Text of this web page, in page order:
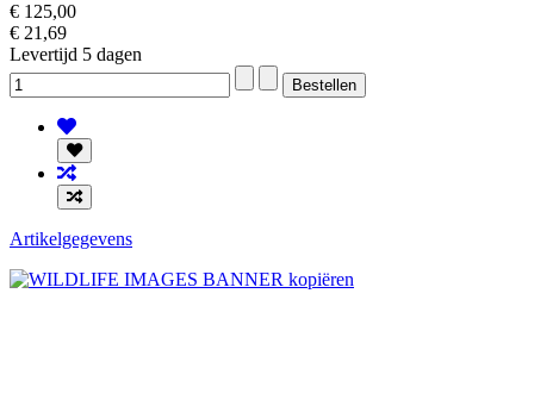
€ 125,00
€ 21,69
Levertijd 5 dagen
Artikelgegevens